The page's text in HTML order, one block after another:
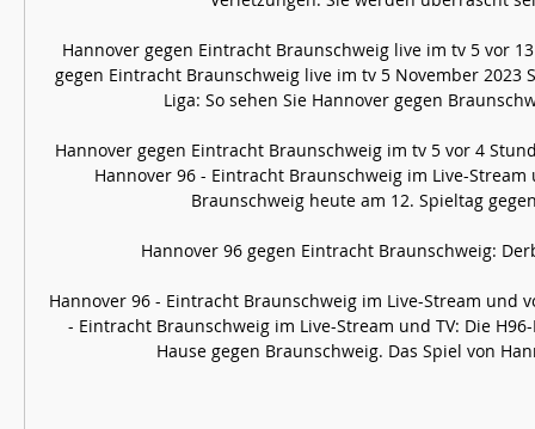
Hannover gegen Eintracht Braunschweig live im tv 5 vor
gegen Eintracht Braunschweig live im tv 5 November 2023
Liga: So sehen Sie Hannover gegen
Hannover gegen Eintracht Braunschweig im tv 5 vor 4
Hannover 96 - Eintracht Braunschweig im Live-Stream
Braunschweig heute am 12. Spieltag
Hannover 96 gegen Eintracht Braunschweig:
Hannover 96 - Eintracht Braunschweig im Live-Stream und
- Eintracht Braunschweig im Live-Stream und TV: Die
Hause gegen Braunschweig. Das Spiel von